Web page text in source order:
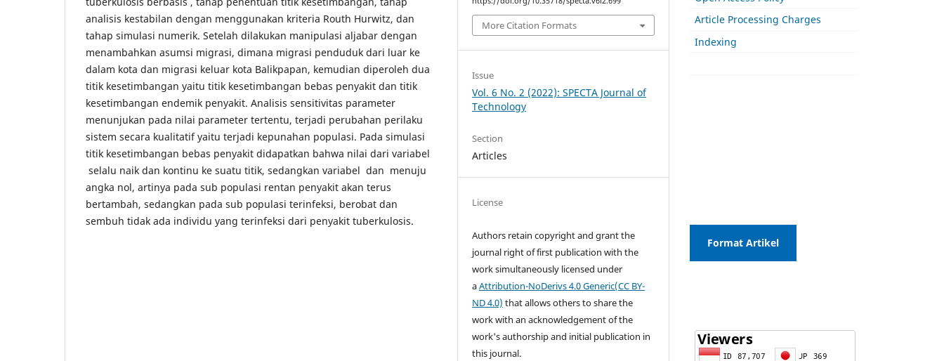
analisis kestabilan dengan menggunakan kriteria Routh Hurwitz, dan
tahap simulasi numerik. Setelah dilakukan manipulasi aljabar dengan
menambahkan asumsi migrasi, dimana migrasi penduduk dari luar ke
dalam kota dan migrasi keluar kota Balikpapan, kemudian diperoleh dua
titik kesetimbangan yaitu titik kesetimbangan bebas penyakit dan titik
kesetimbangan endemik penyakit. Analisis sensitivitas parameter
menunjukan pada nilai parameter tertentu, terjadi perubahan perilaku
sistem secara kualitatif yaitu terjadi kepunahan populasi. Pada simulasi
titik kesetimbangan bebas penyakit didapatkan bahwa nilai dari variabel
selalu naik dan kontinu ke suatu titik, sedangkan variabel dan menuju
angka nol, artinya pada sub populasi rentan penyakit akan terus
bertambah, sedangkan pada sub populasi terinfeksi, berobat dan
sembuh tidak ada individu yang terinfeksi dari penyakit tuberkulosis.
More Citation Formats
Issue
Vol. 6 No. 2 (2022): SPECTA Journal of
Technology
Section
Articles
License
Authors retain copyright and grant the
journal right of first publication with the
work simultaneously licensed under
aAttribution-NoDerivs 4.0 Generic(CC BY-
ND 4.0) that allows others to share the
work with an acknowledgement of the
work's authorship and initial publication in
this journal.
Article Processing Charges
Indexing
Format Artikel